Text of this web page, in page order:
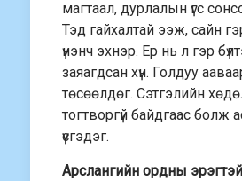
магтаал, дурлалын үгс
Тэд гайхалтай ээж, сайн
үнэнч эхнэр. Ер нь л гэр
заяагдсан хүн. Голдуу
төсөөлдөг. Сэтгэлийн
тогтворгүй байдгаас болж
үүсгэдэг.
Арслангийн ордны эрэгтэй